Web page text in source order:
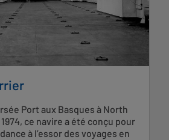
Port aux Basques à North
1974, ce navire a été conçu pour
à l’essor des voyages en